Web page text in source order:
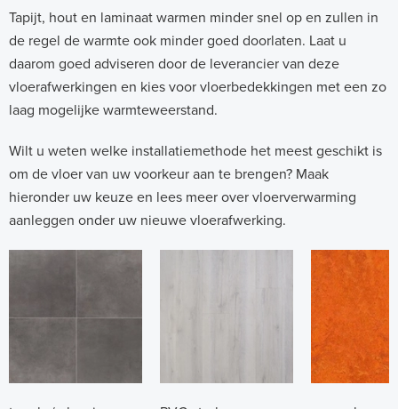
Tapijt, hout en laminaat warmen minder snel op en zullen in
de regel de warmte ook minder goed doorlaten. Laat u
daarom goed adviseren door de leverancier van deze
vloerafwerkingen en kies voor vloerbedekkingen met een zo
laag mogelijke warmteweerstand.
Wilt u weten welke installatiemethode het meest geschikt is
om de vloer van uw voorkeur aan te brengen? Maak
hieronder uw keuze en lees meer over vloerverwarming
aanleggen onder uw nieuwe vloerafwerking.